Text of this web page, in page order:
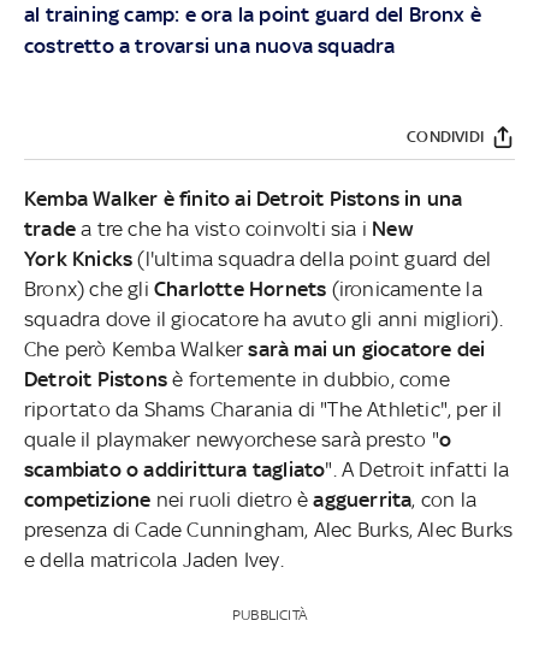
al training camp: e ora la point guard del Bronx è
costretto a trovarsi una nuova squadra
CONDIVIDI
Kemba Walker è finito ai Detroit Pistons in una
trade a tre che ha visto coinvolti sia i New
York Knicks (l'ultima squadra della point guard del
Bronx) che gli Charlotte Hornets (ironicamente la
squadra dove il giocatore ha avuto gli anni migliori).
Che però Kemba Walkersarà mai un giocatore dei
Detroit Pistons è fortemente in dubbio, come
riportato da Shams Charania di "The Athletic", per il
quale il playmaker newyorchese sarà presto "o
scambiato o addirittura tagliato". A Detroit infatti la
competizione nei ruoli dietro èagguerrita, con la
presenza di Cade Cunningham, Alec Burks, Alec Burks
e della matricola Jaden Ivey.
PUBBLICITÀ